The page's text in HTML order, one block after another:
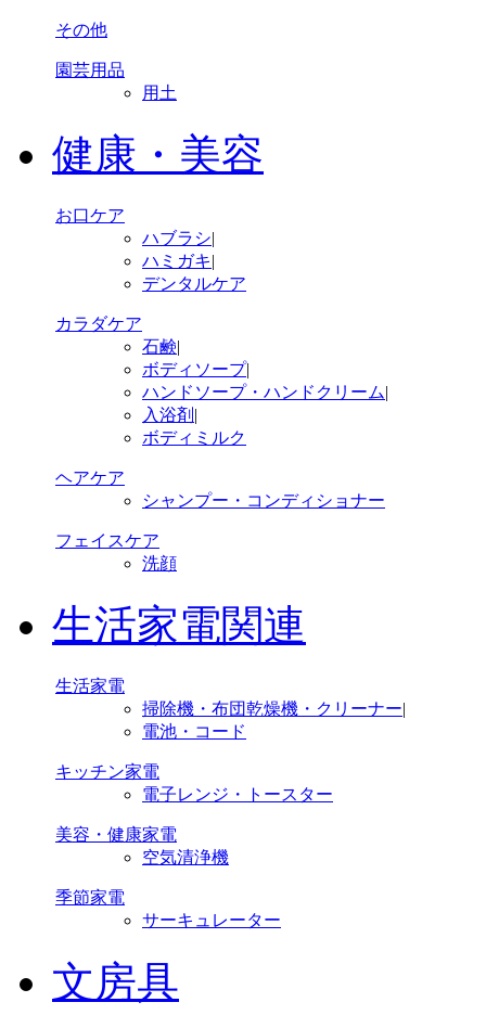
その他
園芸用品
用土
健康・美容
お口ケア
ハブラシ|
ハミガキ|
デンタルケア
カラダケア
石鹸|
ボディソープ|
ハンドソープ・ハンドクリーム|
入浴剤 |
ボディミルク
ヘアケア
シャンプー・コンディショナー
フェイスケア
洗顔
生活家電関連
生活家電
掃除機・布団乾燥機・クリーナー|
電池・コード
キッチン家電
電子レンジ・トースター
美容・健康家電
空気清浄機
季節家電
サーキュレーター
文房具